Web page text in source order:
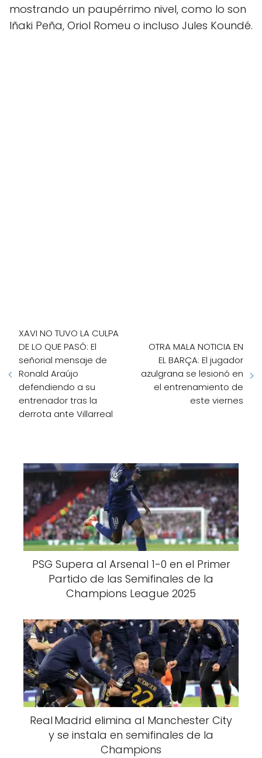
mostrando un paupérrimo nivel, como lo son
Iñaki Peña, Oriol Romeu o incluso Jules Koundé.
XAVI NO TUVO LA CULPA
DE LO QUE PASÓ: El
señorial mensaje de
Ronald Araújo
defendiendo a su
entrenador tras la
derrota ante Villarreal
OTRA MALA NOTICIA EN
EL BARÇA: El jugador
azulgrana se lesionó en
el entrenamiento de
este viernes
PSG Supera al Arsenal 1-0 en el Primer
Partido de las Semifinales de la
Champions League 2025
Real Madrid elimina al Manchester City
y se instala en semifinales de la
Champions